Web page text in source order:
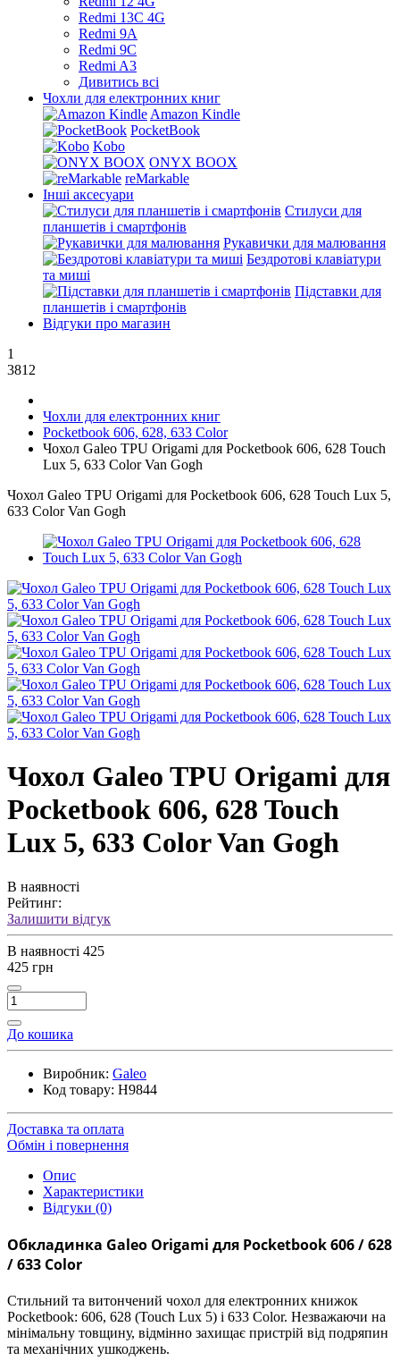
Redmi 13C 4G
Redmi 9A
Redmi 9C
Redmi A3
Дивитись всі
Чохли для електронних книг
Amazon Kindle
PocketBook
Kobo
ONYX BOOX
reMarkable
Інші аксесуари
Стилуси для
планшетів і смартфонів
Рукавички для малювання
Бездротові клавіатури
та миші
Підставки для
планшетів і смартфонів
Відгуки про магазин
1
3812
Чохли для електронних книг
Pocketbook 606, 628, 633 Color
Чохол Galeo TPU Origami для Pocketbook 606, 628 Touch
Lux 5, 633 Color Van Gogh
Чохол Galeo TPU Origami для Pocketbook 606, 628 Touch Lux 5,
633 Color Van Gogh
Чохол Galeo TPU Origami для
Pocketbook 606, 628 Touch
Lux 5, 633 Color Van Gogh
В наявності
Рейтинг:
Залишити відгук
В наявності 425
425 грн
До кошика
Виробник: Galeo
Код товару: H9844
Доставка та оплата
Обмін і повернення
Опис
Характеристики
Відгуки (0)
Обкладинка Galeo Origami для Pocketbook 606 / 628
/ 633 Color
Стильний та витончений чохол для електронних книжок
Pocketbook: 606, 628 (Touch Lux 5) і 633 Color. Незважаючи на
мінімальну товщину, відмінно захищає пристрій від подряпин
та механічних ушкоджень.